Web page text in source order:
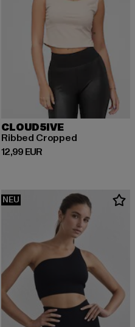
CLOUD5IVE
Ribbed Cropped
12,99 EUR
Derzeitiger Preis: 12,99 EUR
NEU